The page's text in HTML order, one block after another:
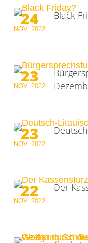
24
NOV.2022
Black
23
NOV.2022
23
NOV.2022
22
NOV.2022
Der